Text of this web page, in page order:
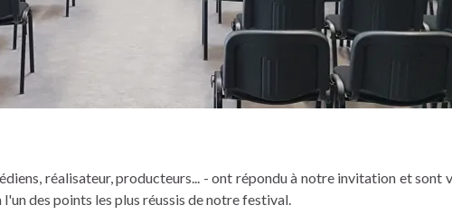
réalisateur, producteurs... - ont répondu à notre invitation et sont
des points les plus réussis de notre festival.